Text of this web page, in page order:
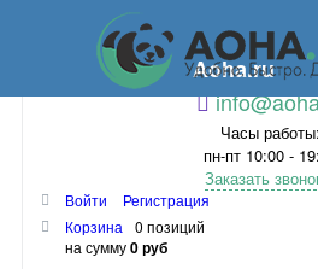
Aoha.ru
Часы работы:
пн-пт 10:00 -
Заказать
Войти
Регистрация
Корзина
0 позиций
на сумму0 руб